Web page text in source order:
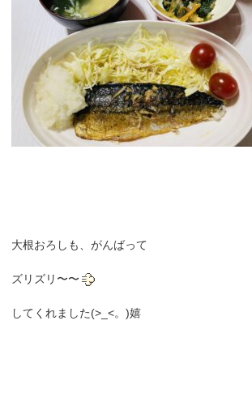
大根おろしも、がんばって
ズリズリ〜〜
してくれました(>_<。)嬉